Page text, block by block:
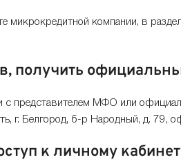
микрокредитной компании, в
получить
представителем МФО или
г. Белгород, б-р Народный, д. 79,
к личному